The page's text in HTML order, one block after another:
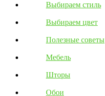
Выбираем стиль
Выбираем цвет
Полезные советы
Мебель
Шторы
Обои